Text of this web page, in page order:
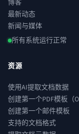
博客
最新动态
新闻与媒体
所有系统运行正常
资源
使用AI提取文档数据
创建第一个PDF模板（
创建第一个邮件模板
支持的文档格式